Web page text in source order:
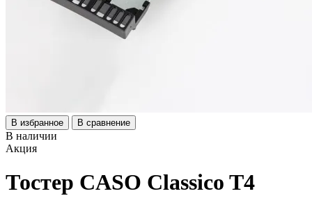
В избранное В сравнение
В наличии
Акция
Тостер CASO Classico T4